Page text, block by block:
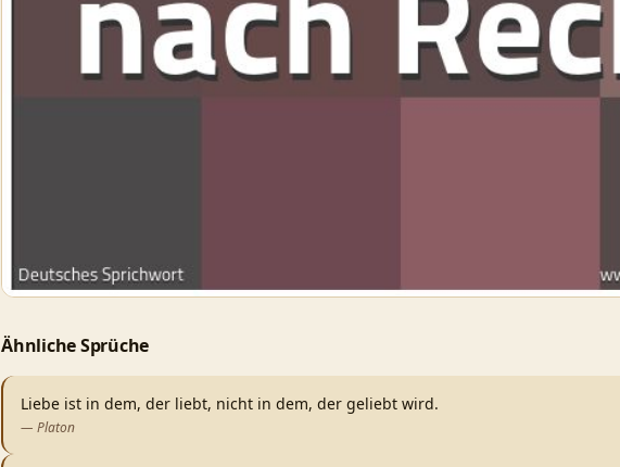
Ähnliche Sprüche
Liebe ist in dem, der liebt, nicht in dem, der geliebt wird.
— Platon